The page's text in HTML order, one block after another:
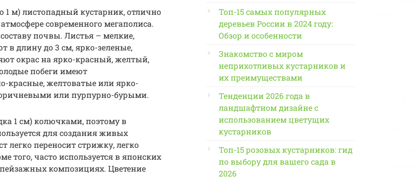
1 м) листопадный кустарник, отлично
современного мегаполиса.
почвы. Листья – мелкие,
в длину до 3 см, ярко-зеленые,
окрас на ярко-красный, желтый,
побеги имеют
красные, желтоватые или ярко-
или пурпурно-бурыми.
1 см) колючками, поэтому в
для создания живых
легко переносит стрижку, легко
того, часто используется в японских
композициях. Цветение
Топ-15 самых популярных
деревьев России в 2024 году:
Обзор и особенности
Знакомство с миром
неприхотливых кустарников и
их преимуществами
Тенденции 2026 года в
ландшафтном дизайне с
использованием цветущих
кустарников
Топ-15 розовых кустарников: гид
по выбору для вашего сада в
2026